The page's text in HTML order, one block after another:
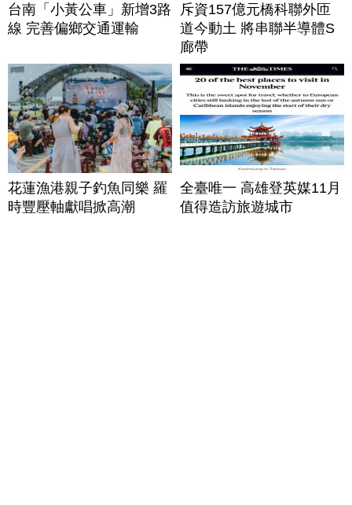
台南「小黃公車」新增3路
線 完善偏鄉交通運輸
斥資157億元橋科聯外匝
道今動土 將串聯半導體S
廊帶
花蓮漁港親子釣魚同樂 羅
時豐壓軸獻唱掀高潮
全臺唯一 高雄登英媒11月
值得造訪旅遊城市